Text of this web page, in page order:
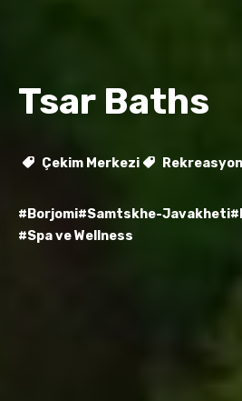
Tsar Baths
Çekim Merkezi
#Borjomi#Samtskhe-Javakheti
#Spa ve Wellness